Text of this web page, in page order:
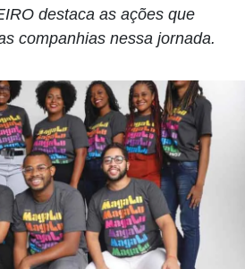
destaca as ações que
companhias nessa jornada.